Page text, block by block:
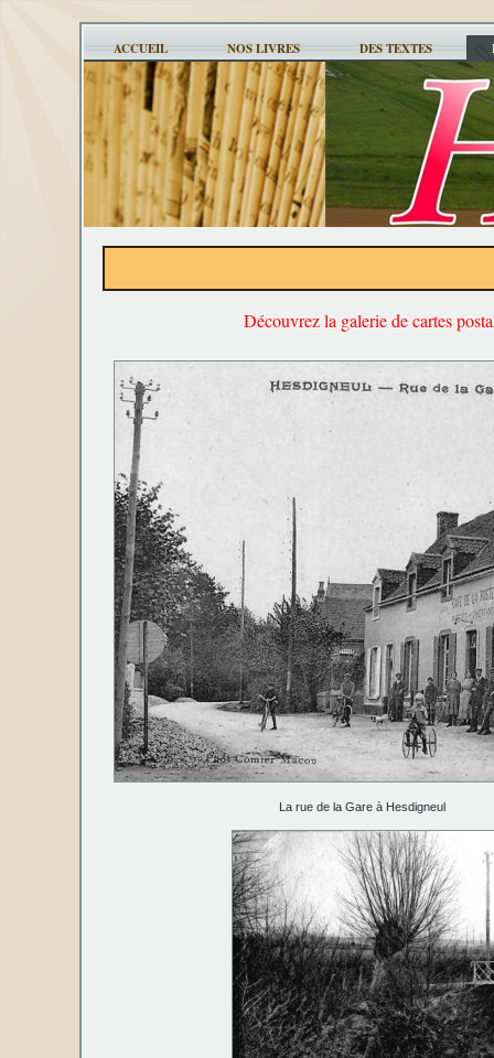
ACCUEIL NOS LIVRES DES TEXTES
Découvrez la galerie de cartes
La rue de la Gare à Hesdigneul